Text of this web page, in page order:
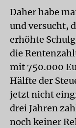
Daher habe
und versucht,
erhöhte
die
mit 750.000
Hälfte der
jetzt nicht
drei Jahren
noch keiner